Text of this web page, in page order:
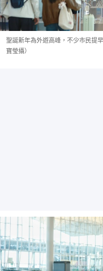
聖誕新年為外遊高峰，不少市民提
寶瑩攝）